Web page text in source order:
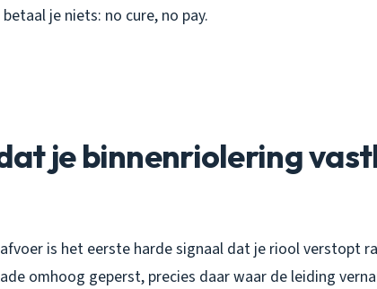
je niets: no cure, no pay.
je binnenriolering
is het eerste harde signaal dat je riool verstopt
omhoog geperst, precies daar waar de leiding